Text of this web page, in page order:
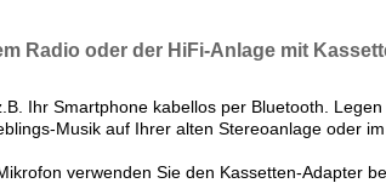
Radio oder der HiFi-Anlage mit
Ihr Smartphone kabellos per Bluetooth. Legen
Musik auf Ihrer alten Stereoanlage oder im
verwenden Sie den Kassetten-Adapter